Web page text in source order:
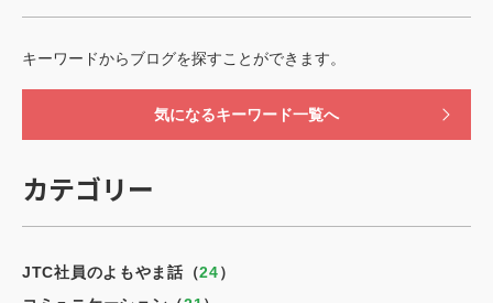
キーワードからブログを探すことができます。
気になるキーワード一覧へ
カテゴリー
JTC社員のよもやま話（24）